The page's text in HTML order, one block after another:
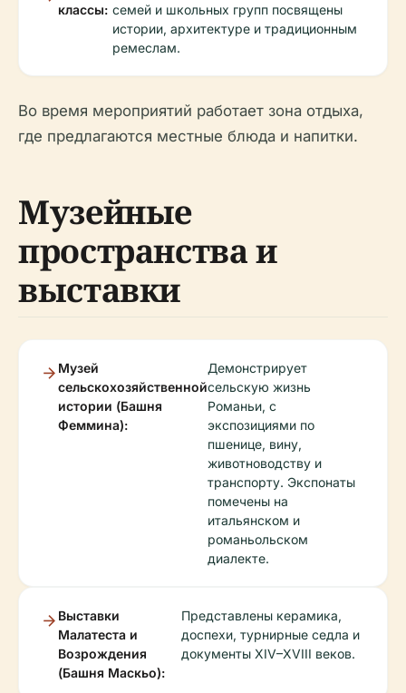
классы: семей и школьных групп посвящены
истории, архитектуре и традиционным
ремеслам.
Во время мероприятий работает зона отдыха,
где предлагаются местные блюда и напитки.
Музейные
пространства и
выставки
Музей
сельскохозяйственной
истории (Башня
Феммина):
Демонстрирует
сельскую жизнь
Романьи, с
экспозициями по
пшенице, вину,
животноводству и
транспорту. Экспонаты
помечены на
итальянском и
романьольском
диалекте.
Выставки
Малатеста и
Возрождения
(Башня Маскьо):
Представлены керамика,
доспехи, турнирные седла и
документы XIV–XVIII веков.